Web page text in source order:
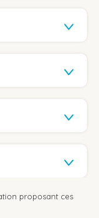
proposant ces